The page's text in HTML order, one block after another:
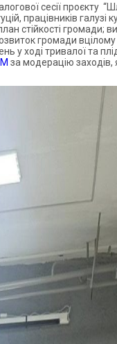
сесії проєкту
працівників галузі
стійкості громади;
громади
у ході тривалої та
за модерацію заходів,